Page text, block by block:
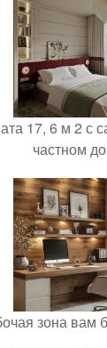
17, 6 м 2 с
частном
зона вам